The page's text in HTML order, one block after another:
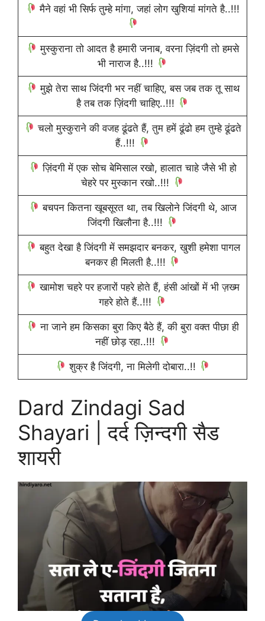
मैने वहां भी सिर्फ तुम्हे मांगा, जहां लोग खुशियां मांगते है..!!!
मुस्कुराना तो आदत है हमारी जनाब, वरना ज़िंदगी तो हमसे
भी नाराज है..!!!
मुझे तेरा साथ जिंदगी भर नहीं चाहिए, बस जब तक तू साथ
है तब तक ज़िंदगी चाहिए..!!!
चलो मुस्कुराने की वजह ढूंढते हैं, तुम हमें ढूंढो हम तुम्हे ढूंढते
हैं..!!!
ज़िंदगी में एक सोच बेमिसाल रखो, हालात चाहे जैसे भी हो
चेहरे पर मुस्कान रखो..!!!
बचपन कितना खूबसूरत था, तब खिलोने जिंदगी थे, आज
जिंदगी खिलौना है..!!!
बहुत देखा है जिंदगी में समझदार बनकर, खुशी हमेशा पागल
बनकर ही मिलती है..!!!
खामोश चहरे पर हजारों पहरे होते हैं, हंसी आंखों में भी ज़ख्म
गहरे होते हैं..!!!
ना जाने हम किसका बुरा किए बैठे हैं, की बुरा वक्त पीछा ही
नहीं छोड़ रहा..!!!
शुक्र है जिंदगी, ना मिलेगी दोबारा..!!
Dard Zindagi Sad
Shayari | दर्द ज़िन्दगी सैड
शायरी